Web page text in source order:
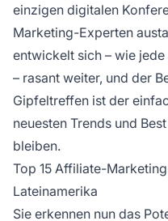
einzigen digitalen
Marketing-Experten
entwickelt sich – wie
– rasant weiter, und der
Gipfeltreffen ist der
neuesten Trends und
bleiben.
Top 15 Affiliate-
Lateinamerika
Sie erkennen nun das